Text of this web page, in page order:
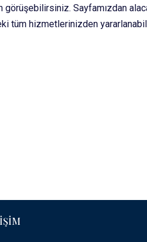
görüşebilirsiniz. Sayfamızdan
tüm hizmetlerinizden